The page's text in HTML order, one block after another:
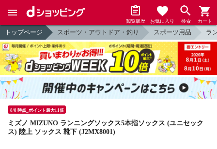
閲覧履歴 お気に入り 検索 カート
トップページ スポーツ・アウトドア・釣り スポーツ用品 ラ
8/8 時点_ポイント最大11倍
ミズノ MIZUNO ランニングソックス5本指ソックス (ユニセック
ス) 陸上 ソックス 靴下 (J2MX8001)